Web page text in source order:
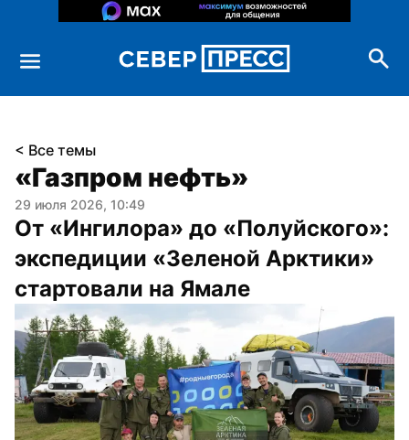
< Все темы
«Газпром нефть»
29 июля 2026, 10:49
От «Ингилора» до «Полуйского»:
экспедиции «Зеленой Арктики»
стартовали на Ямале